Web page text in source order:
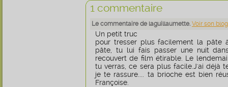
1 commentaire
Le commentaire de laguillaumette. Voir son blog
Un petit truc
pour tresser plus facilement la pâte
pâte, tu lui fais passer une nuit
recouvert de film étirable. Le
tu verras, ce sera plus facile.J'ai déjà
je te rassure.... ta brioche est bien
Françoise.